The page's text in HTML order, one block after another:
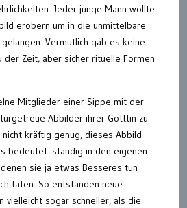
Jeder junge Mann wollte
erobern um in die unmittelbare
Vermutlich gab es keine
der Zeit, aber sicher rituelle Formen
Mitglieder einer Sippe mit der
Abbilder ihrer Götttin zu
nicht kräftig genug, dieses Abbild
bedeutet: ständig in den eigenen
sie ja etwas Besseres tun
taten. So entstanden neue
vielleicht sogar schneller, als die